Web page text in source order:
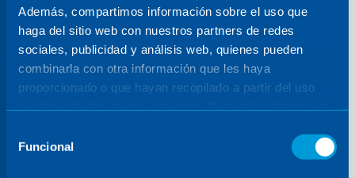
Además, compartimos información sobre el uso que
haga del sitio web con nuestros partners de redes
sociales, publicidad y análisis web, quienes pueden
combinarla con otra información que les haya
proporcionado o que hayan recopilado a partir del uso
Funcional
STARTICAL.
Impulso de
arquitecturas de